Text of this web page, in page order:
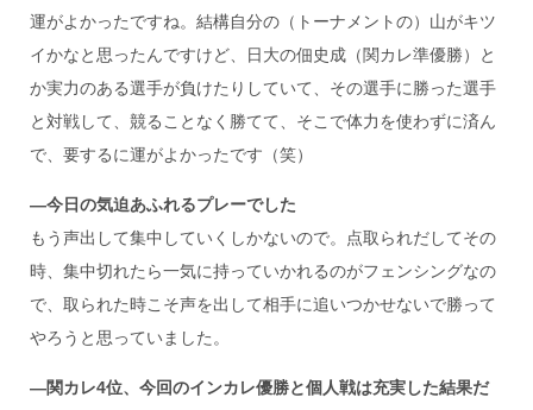
運がよかったですね。結構自分の（トーナメントの）山がキツ
イかなと思ったんですけど、日大の佃史成（関カレ準優勝）と
か実力のある選手が負けたりしていて、その選手に勝った選手
と対戦して、競ることなく勝てて、そこで体力を使わずに済ん
で、要するに運がよかったです（笑）
―今日の気迫あふれるプレーでした
もう声出して集中していくしかないので。点取られだしてその
時、集中切れたら一気に持っていかれるのがフェンシングなの
で、取られた時こそ声を出して相手に追いつかせないで勝って
やろうと思っていました。
―関カレ4位、今回のインカレ優勝と個人戦は充実した結果だ